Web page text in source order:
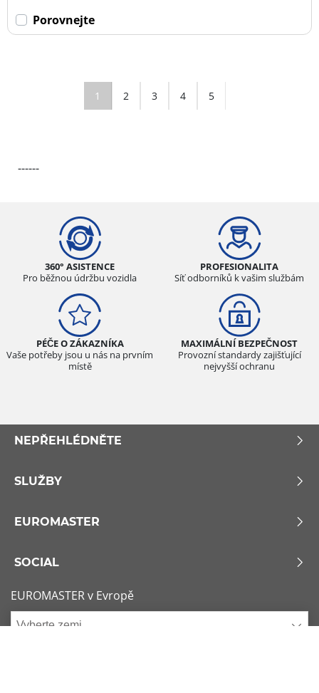
Porovnejte
1 2 3 4 5
------
360° ASISTENCE
Pro běžnou údržbu vozidla
PROFESIONALITA
Síť odborníků k vašim službám
PÉČE O ZÁKAZNÍKA
Vaše potřeby jsou u nás na prvním
místě
MAXIMÁLNÍ BEZPEČNOST
Provozní standardy zajišťující
nejvyšší ochranu
NEPŘEHLÉDNĚTE
SLUŽBY
EUROMASTER
SOCIAL
EUROMASTER v Evropě
Vyberte zemi